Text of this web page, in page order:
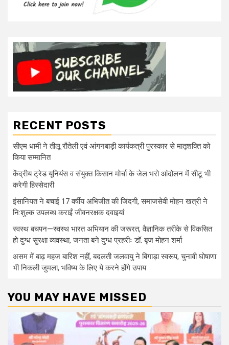
RECENT POSTS
सीएम धामी ने तीलू रौतेली एवं आंगनबाड़ी कार्यकत्री पुरस्कार से मातृशक्ति को
किया सम्मानित
केंद्रीय ट्रेड यूनियंस व संयुक्त किसान मोर्चा के जेल भरो आंदोलन में सीटू भी
करेगी हिस्सेदारी
इंसानियत ने बचाई 17 वर्षीय अभिजीत की जिंदगी, समाजसेवी मोहन खत्री ने
नि:शुल्क उपलब्ध कराईं जीवनरक्षक दवाइयां
स्वस्थ बचपन—स्वस्थ भारत अभियान की जरूरत, वैज्ञानिक तरीके से विकसित
हो दुग्ध सुरक्षा व्यवस्था, जनता बने दुग्ध प्रहरीः डॉ. बृज मोहन शर्मा
असम में बाढ़ महज बारिश नहीं, बदलती जलवायु ने बिगाड़ा स्वरूप, चुनावी घोषाणा
भी निकली जुमला, भविष्य के लिए ये करने होंगे उपाय
YOU MAY HAVE MISSED